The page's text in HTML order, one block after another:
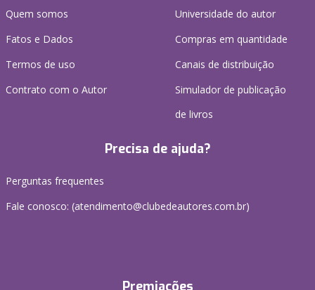
Quem somos
Fatos e Dados
Termos de uso
Contrato com o Autor
Universidade do autor
Compras em quantidade
Canais de distribuição
Simulador de publicação
de livros
Precisa de ajuda?
Perguntas frequentes
Fale conosco: (atendimento@clubedeautores.com.br)